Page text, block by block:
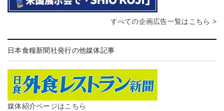
すべての企画広告一覧はこちら >
日本食糧新聞社発行の他媒体記事
媒体紹介ページはこちら